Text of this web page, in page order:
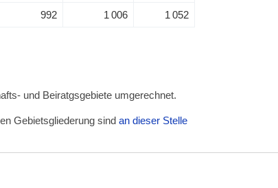
992 1 006 1 052
und Beiratgsgebiete umgerechnet.
Gebietsgliederung sind an dieser Stelle